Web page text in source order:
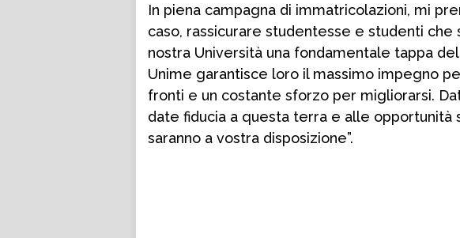
In piena campagna di immatricolazioni, mi
caso, rassicurare studentesse e studenti
nostra Università una fondamentale tappa
Unime garantisce loro il massimo impegno
fronti e un costante sforzo per migliorarsi.
date fiducia a questa terra e alle opportunità
saranno a vostra disposizione”.